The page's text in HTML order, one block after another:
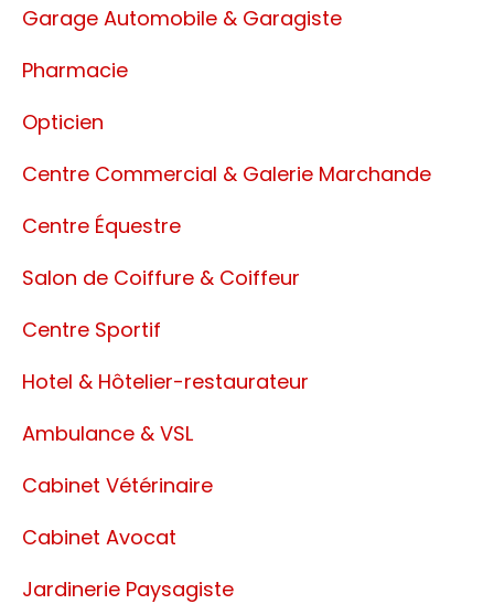
Garage Automobile & Garagiste
Pharmacie
Opticien
Centre Commercial & Galerie Marchande
Centre Équestre
Salon de Coiffure & Coiffeur
Centre Sportif
Hotel & Hôtelier-restaurateur
Ambulance & VSL
Cabinet Vétérinaire
Cabinet Avocat
Jardinerie Paysagiste